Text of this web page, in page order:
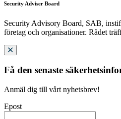
Security Adviser Board
Security Advisory Board, SAB,
företag och organisationer. Rådet
Få den senaste
Anmäl dig till vårt nyhetsbrev!
Epost